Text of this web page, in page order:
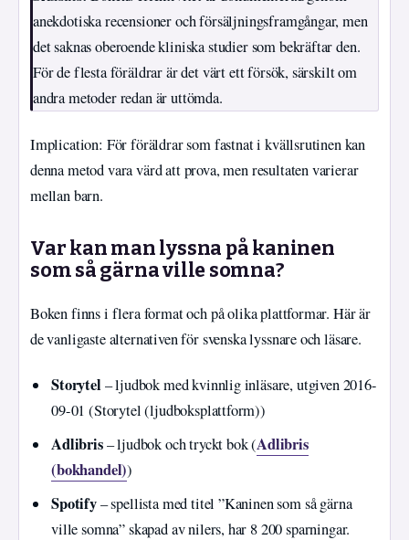
anekdotiska recensioner och försäljningsframgångar, men
det saknas oberoende kliniska studier som bekräftar den.
För de flesta föräldrar är det värt ett försök, särskilt om
andra metoder redan är uttömda.
Implication: För föräldrar som fastnat i kvällsrutinen kan
denna metod vara värd att prova, men resultaten varierar
mellan barn.
Var kan man lyssna på kaninen
som så gärna ville somna?
Boken finns i flera format och på olika plattformar. Här är
de vanligaste alternativen för svenska lyssnare och läsare.
Storytel – ljudbok med kvinnlig inläsare, utgiven 2016-
09-01 (Storytel (ljudboksplattform))
Adlibris– ljudbok och tryckt bok (Adlibris
(bokhandel))
Spotify– spellista med titel ”Kaninen som så gärna
ville somna” skapad av nilers, har 8 200 sparningar.